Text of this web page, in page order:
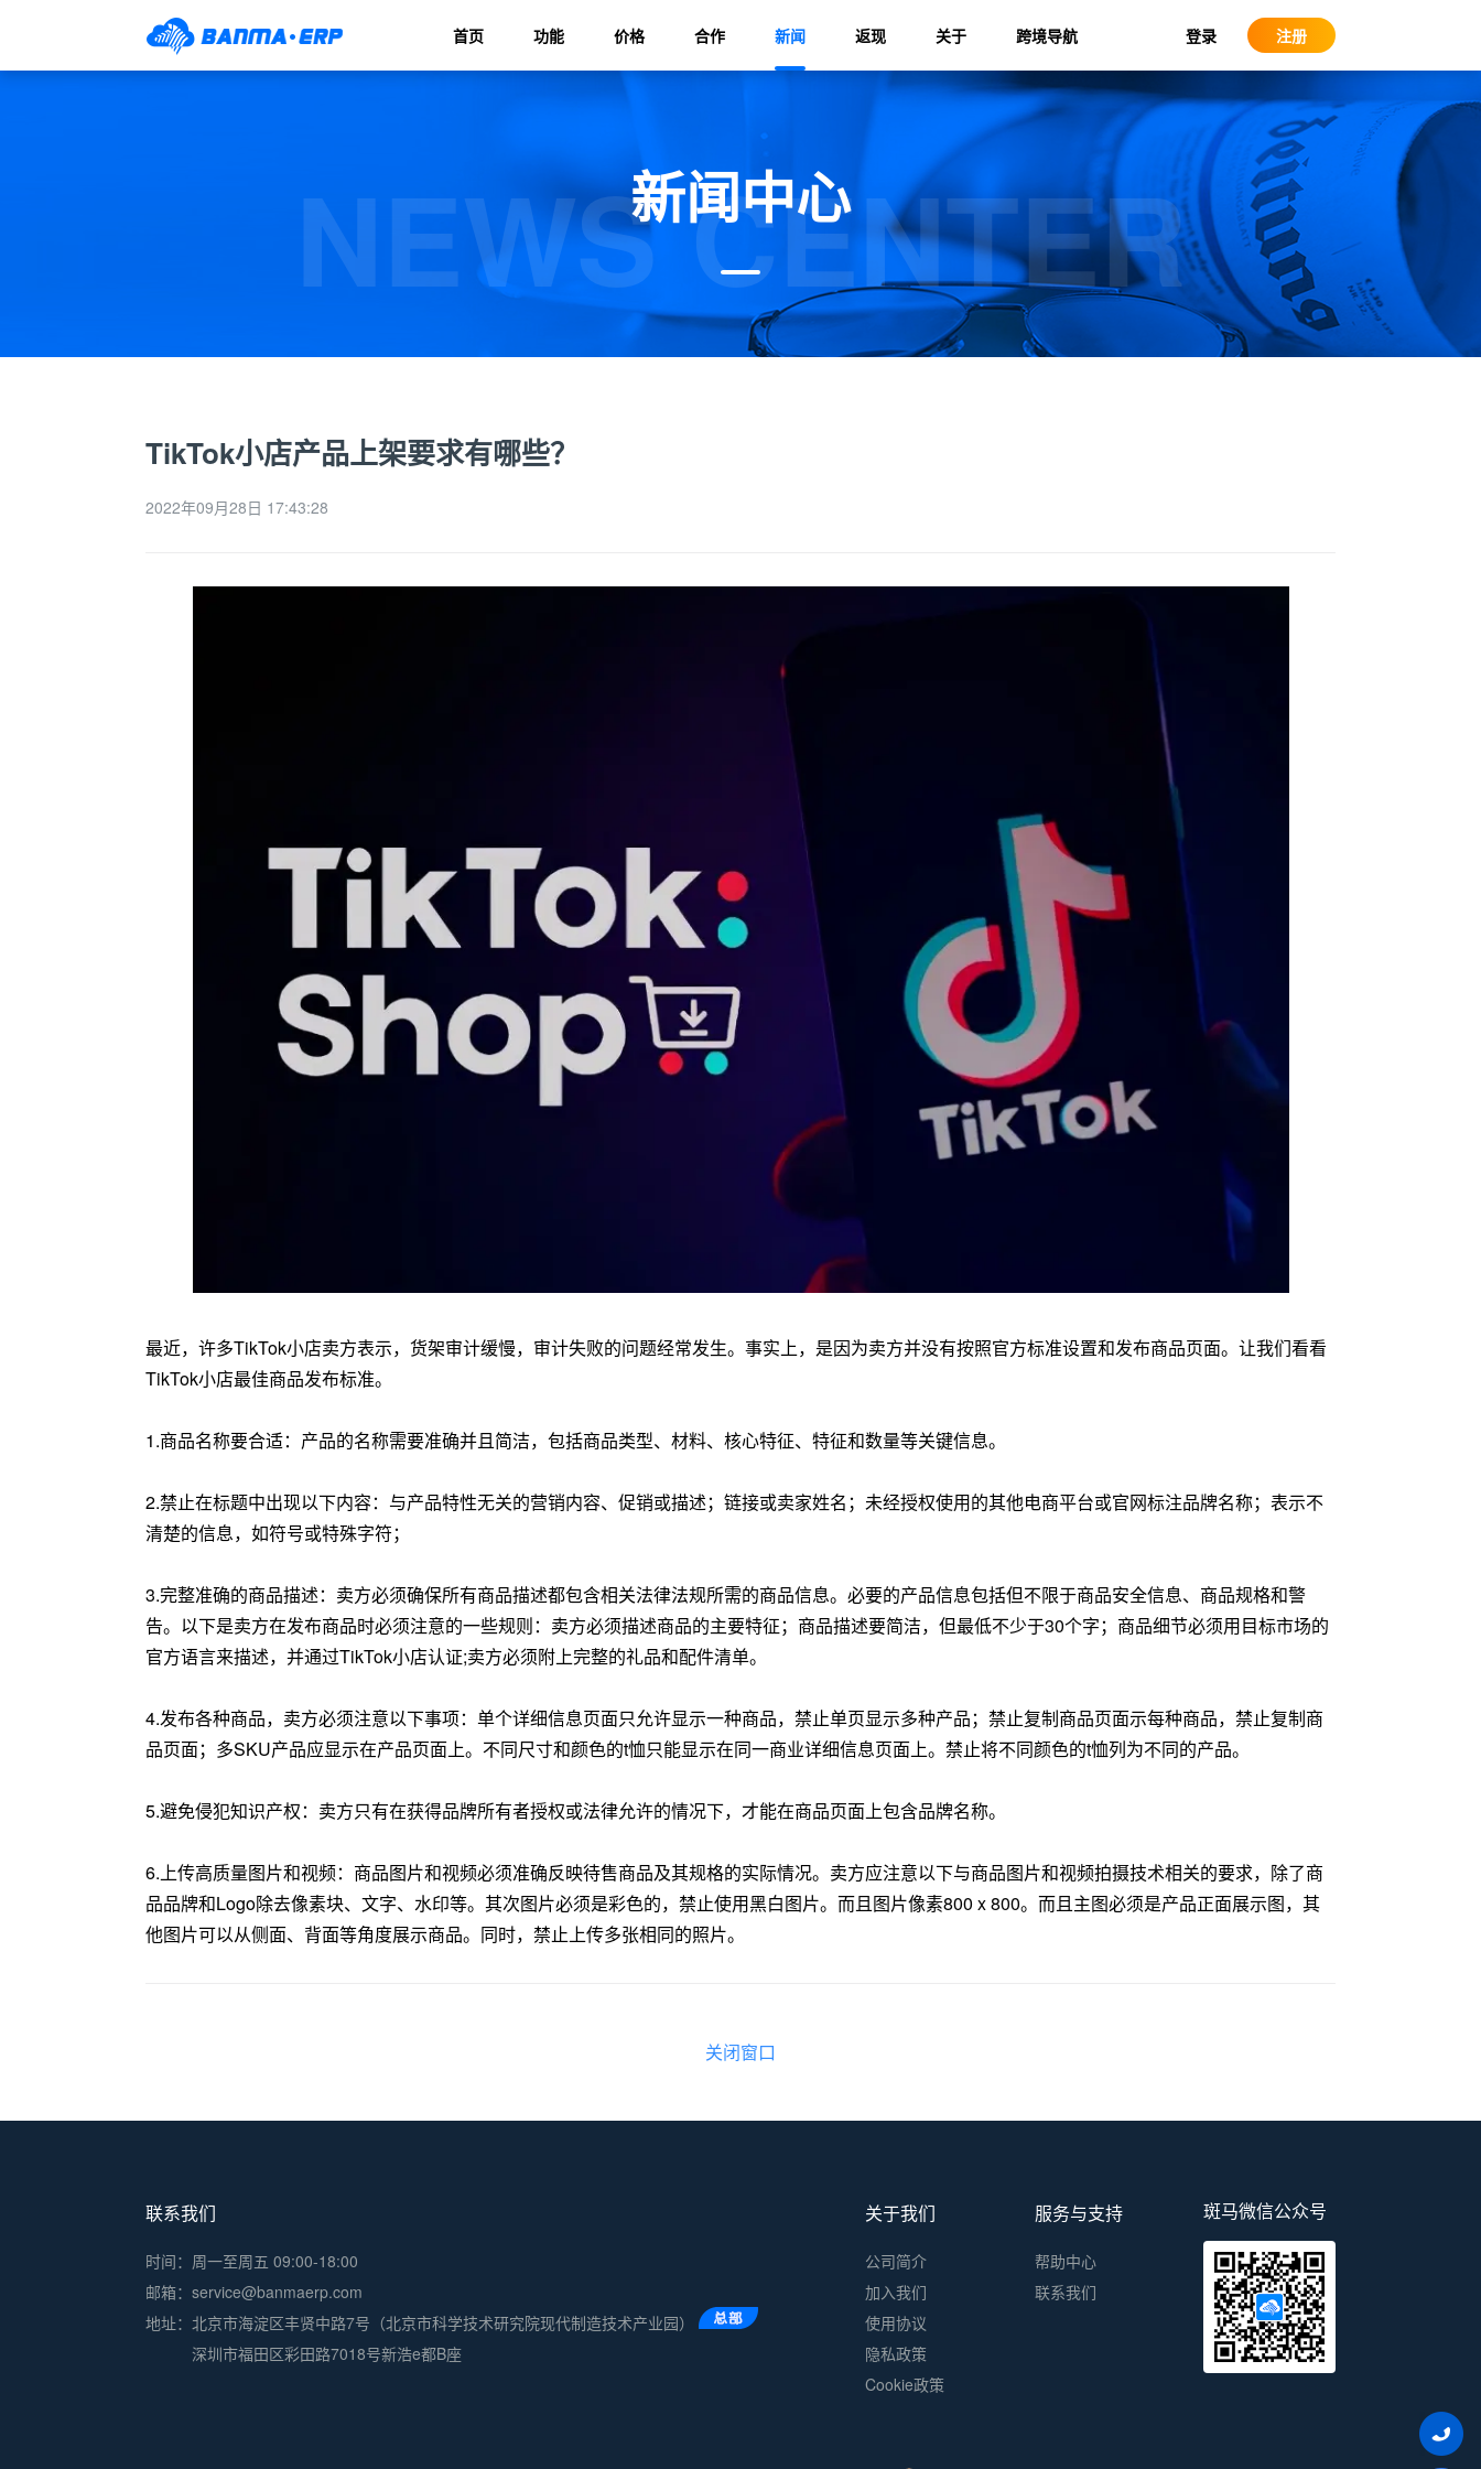
首页 功能 价格 合作 新闻 返现 关于 跨境导航 登录 注册
NEWS CENTER
新闻中心
TikTok小店产品上架要求有哪些？
2022年09月28日 17:43:28
最近，许多TikTok小店卖方表示，货架审计缓慢，审计失败的问题经常发生。事实上，是因为卖方并没有按照官方标准设置和发布商品页面。让我们看看
TikTok小店最佳商品发布标准。
1.商品名称要合适：产品的名称需要准确并且简洁，包括商品类型、材料、核心特征、特征和数量等关键信息。
2.禁止在标题中出现以下内容：与产品特性无关的营销内容、促销或描述；链接或卖家姓名；未经授权使用的其他电商平台或官网标注品牌名称；表示不
清楚的信息，如符号或特殊字符；
3.完整准确的商品描述：卖方必须确保所有商品描述都包含相关法律法规所需的商品信息。必要的产品信息包括但不限于商品安全信息、商品规格和警
告。以下是卖方在发布商品时必须注意的一些规则：卖方必须描述商品的主要特征；商品描述要简洁，但最低不少于30个字；商品细节必须用目标市场的
官方语言来描述，并通过TikTok小店认证;卖方必须附上完整的礼品和配件清单。
4.发布各种商品，卖方必须注意以下事项：单个详细信息页面只允许显示一种商品，禁止单页显示多种产品；禁止复制商品页面示每种商品，禁止复制商
品页面；多SKU产品应显示在产品页面上。不同尺寸和颜色的t恤只能显示在同一商业详细信息页面上。禁止将不同颜色的t恤列为不同的产品。
5.避免侵犯知识产权：卖方只有在获得品牌所有者授权或法律允许的情况下，才能在商品页面上包含品牌名称。
6.上传高质量图片和视频：商品图片和视频必须准确反映待售商品及其规格的实际情况。卖方应注意以下与商品图片和视频拍摄技术相关的要求，除了商
品品牌和Logo除去像素块、文字、水印等。其次图片必须是彩色的，禁止使用黑白图片。而且图片像素800 x 800。而且主图必须是产品正面展示图，其
他图片可以从侧面、背面等角度展示商品。同时，禁止上传多张相同的照片。
关闭窗口
联系我们
时间：周一至周五 09:00-18:00
邮箱：service@banmaerp.com
地址： 北京市海淀区丰贤中路7号（北京市科学技术研究院现代制造技术产业园）
深圳市福田区彩田路7018号新浩e都B座
关于我们
公司简介
加入我们
使用协议
隐私政策
Cookie政策
服务与支持
帮助中心
联系我们
斑马微信公众号